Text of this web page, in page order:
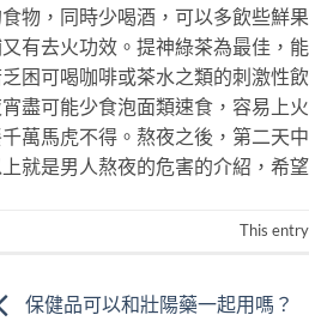
物，同時少喝酒，可以多飲些鮮
有去火功效。提神綠茶為最佳，
困可喝咖啡或茶水之類的刺激性
盡可能少食泡面類速食，容易上
萬馬虎不得。熬夜之後，第二天
就是男人熬夜的危害的介紹，希
This
保健品可以和壯陽藥一起用嗎？